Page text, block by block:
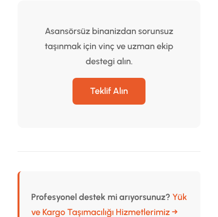
Asansörsüz binanizdan sorunsuz
taşınmak için vinç ve uzman ekip
destegi alın.
Teklif Alın
Profesyonel destek mi arıyorsunuz? Yük
ve Kargo Taşımacılığı Hizmetlerimiz →